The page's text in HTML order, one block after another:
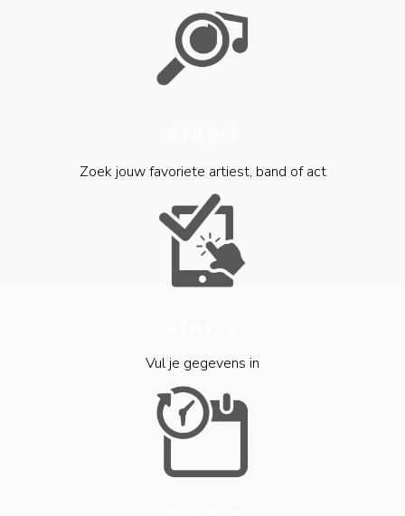
Zoek jouw favoriete artiest, band of act
Vul je gegevens in